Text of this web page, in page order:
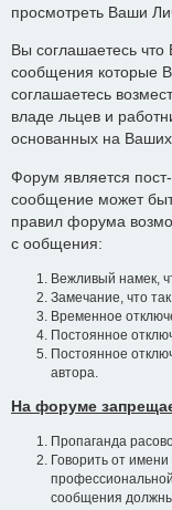
просмотреть Ваши
Вы соглашаетесь
сообщения которые
соглашаетесь
владе льцев и
основанных на
Форум является
сообщение может
правил форума
с ообщения:
Вежливый намек,
Замечание, что
Временное
Постоянное
Постоянное
автора.
На форуме
Пропаганда
Говорить от
сообщения